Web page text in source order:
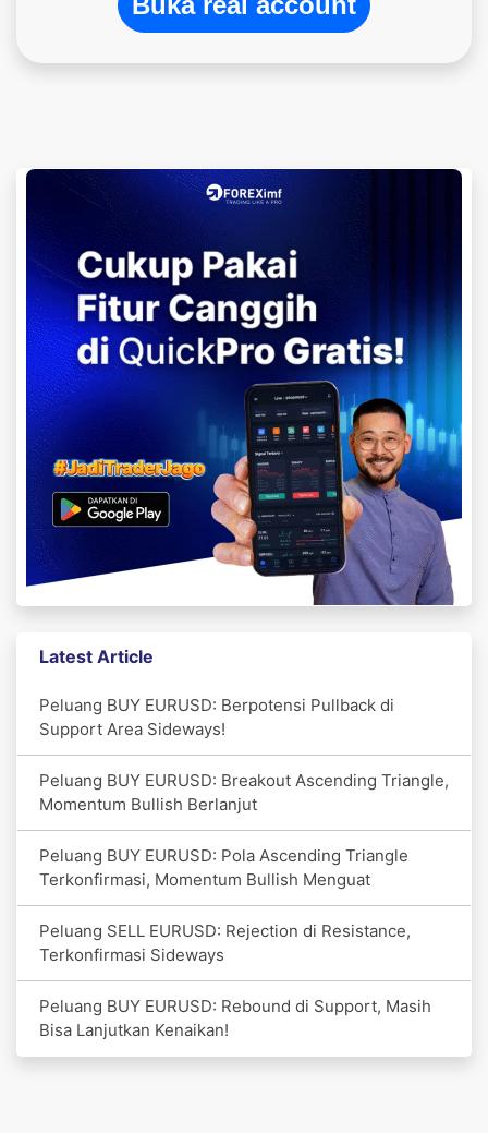
Latest Article
Peluang BUY EURUSD: Berpotensi Pullback di
Support Area Sideways!
Peluang BUY EURUSD: Breakout Ascending Triangle,
Momentum Bullish Berlanjut
Peluang BUY EURUSD: Pola Ascending Triangle
Terkonfirmasi, Momentum Bullish Menguat
Peluang SELL EURUSD: Rejection di Resistance,
Terkonfirmasi Sideways
Peluang BUY EURUSD: Rebound di Support, Masih
Bisa Lanjutkan Kenaikan!